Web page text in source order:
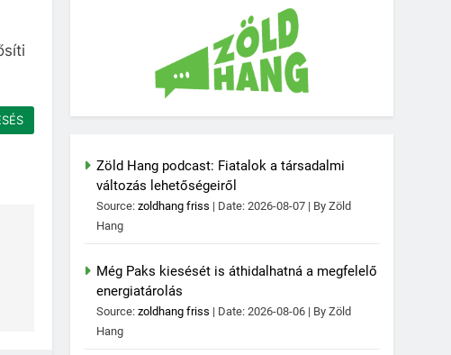
Zöld Hang podcast: Fiatalok a társadalmi
változás lehetőségeiről
Source:zoldhang friss Date: 2026-08-07
By Zöld
Hang
Még Paks kiesését is áthidalhatná a megfelelő
energiatárolás
Source:zoldhang friss Date: 2026-08-06
By Zöld
Hang